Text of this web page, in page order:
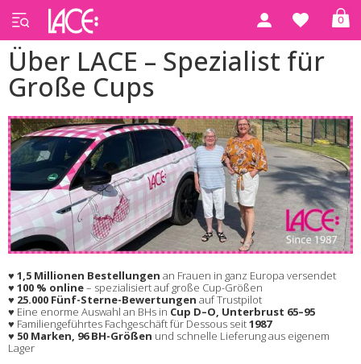
0
Über LACE – Spezialist für
Große Cups
♥ 1,5 Millionen Bestellungen an Frauen in ganz Europa versendet
♥ 100 % online– spezialisiert auf große Cup-Größen
♥ 25.000 Fünf-Sterne-Bewertungen auf Trustpilot
♥ Eine enorme Auswahl an BHs in Cup D–O, Unterbrust 65–95
♥ Familiengeführtes Fachgeschäft für Dessous seit1987
♥ 50 Marken, 96 BH-Größen und schnelle Lieferung aus eigenem
Lager